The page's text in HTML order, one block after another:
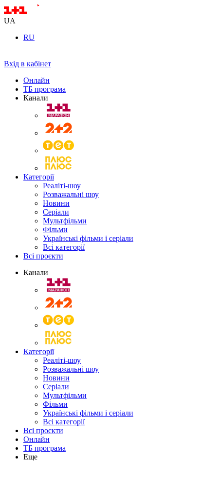
UA
RU
Вхід в кабінет
Онлайн
ТБ програма
Канали
Категорії
Реаліті-шоу
Розважальні шоу
Новини
Серіали
Мультфільми
Фільми
Українські фільми і серіали
Всі категорії
Всі проєкти
Канали
Категорії
Реаліті-шоу
Розважальні шоу
Новини
Серіали
Мультфільми
Фільми
Українські фільми і серіали
Всі категорії
Всі проєкти
Онлайн
ТБ програма
Еще